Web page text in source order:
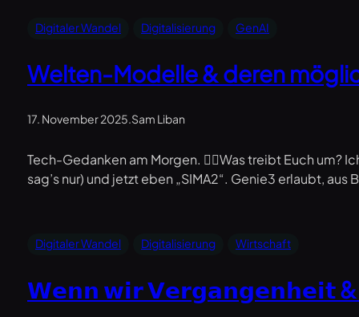
Digitaler Wandel Digitalisierung GenAI
Welten-Modelle & deren
17. November 2025 Sam Liban
Tech-Gedanken am Morgen. 🤷‍♂️Was treibt Euch um?
sag’s nur) und jetzt eben „SIMA2“. Genie3 erlaubt,
Digitaler Wandel Digitalisierung Wirtschaft
𝗪𝗲𝗻𝗻 𝘄𝗶𝗿 𝗩𝗲𝗿𝗴𝗮𝗻𝗴𝗲𝗻𝗵𝗲𝗶𝘁 &